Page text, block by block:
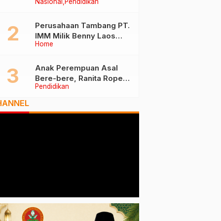
Tiga Besar Nasional, Tim
Ternate
Home
Perusahaan Tambang PT.
IMM Milik Benny Laos
Diduga Tak Miliki Izin HPH
Pendidikan
Anak Perempuan Asal
Bere-bere, Ranita Rope
Dikukuhkan Sebagai Guru